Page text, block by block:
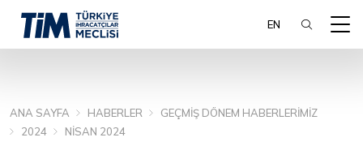
EN
ARA
ANA SAYFA HABERLER
GEÇMIŞ DÖNEM HABERLERIMIZ
2024
NISAN 2024